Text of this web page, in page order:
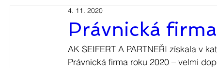
Právnická
4. 11. 2020
AK SEIFERT A PARTNEŘI získala v
Právnická firma roku 2020 – velmi